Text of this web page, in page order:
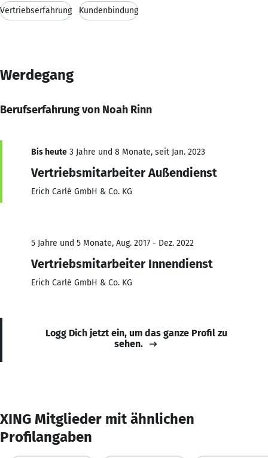
Vertriebserfahrung Kundenbindung
Werdegang
Berufserfahrung von Noah Rinn
Bis heute 3 Jahre und 8 Monate, seit Jan. 2023
Vertriebsmitarbeiter Außendienst
Erich Carlé GmbH & Co. KG
5 Jahre und 5 Monate, Aug. 2017 - Dez. 2022
Vertriebsmitarbeiter Innendienst
Erich Carlé GmbH & Co. KG
Logg Dich jetzt ein, um das ganze Profil zu
sehen.
XING Mitglieder mit ähnlichen
Profilangaben